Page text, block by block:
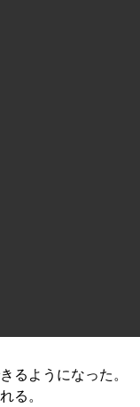
るようになった。
る。